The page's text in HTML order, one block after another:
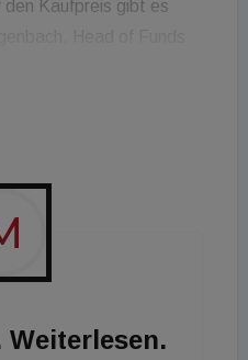
Kaufpreis gibt es
Asset
mittels
qualitativ
wir bereits
II, aus der Anlegerschaft